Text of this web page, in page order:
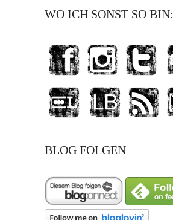
WO ICH SONST SO BIN:
BLOG FOLGEN